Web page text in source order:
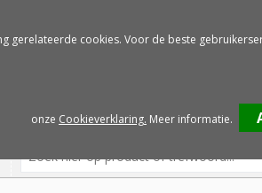
gerelateerde cookies. Voor de beste
onze Cookieverklaring. Meer informatie.